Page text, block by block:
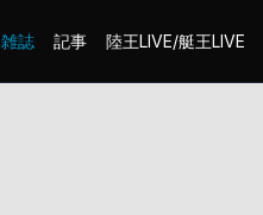
雑誌 記事 陸王LIVE/艇王LIVE